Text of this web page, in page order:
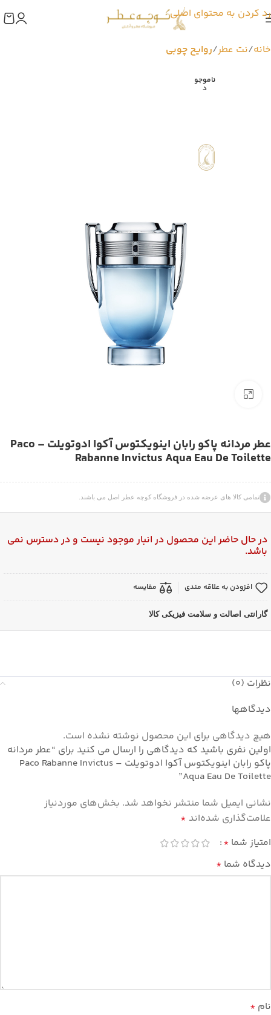
رد کردن به محتوای اصلی
خانه نت عطر روایح چوبی
ناموجو
د
عطر مردانه پاکو رابان اینویکتوس آکوا ادوتویلت – Paco
Rabanne Invictus Aqua Eau De Toilette
تمامی کالا های عرضه شده در فروشگاه کوچه عطر اصل می باشند.
در حال حاضر این محصول در انبار موجود نیست و در دسترس نمی
باشد.
افزودن به علاقه مندی مقایسه
گارانتی اصالت و سلامت فیزیکی کالا
نظرات (0)
دیدگاهها
هیچ دیدگاهی برای این محصول نوشته نشده است.
اولین نفری باشید که دیدگاهی را ارسال می کنید برای “عطر مردانه
پاکو رابان اینویکتوس آکوا ادوتویلت – Paco Rabanne Invictus
Aqua Eau De Toilette”
نشانی ایمیل شما منتشر نخواهد شد. بخش‌های موردنیاز
علامت‌گذاری شده‌اند *
امتیاز شما *
دیدگاه شما *
نام *